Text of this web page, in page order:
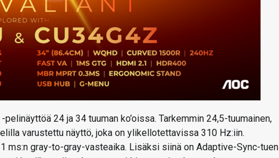
24 ja 34 tuuman ko’oissa. Tarkemmin 24,5-tuumainen,
varustettu näyttö, joka on ylikellotettavissa 310 Hz:iin.
ms:n gray-to-gray-vasteaika. Lisäksi siinä on Adaptive-Sync-tuen